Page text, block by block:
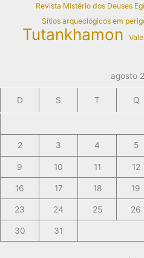
Revista Mistério dos Deuses
Sítios arqueológicos em
Tutankhamon
agosto
D S T Q
2 3 4 5
9 10 11 12
16 17 18 19
23 24 25 26
30 31